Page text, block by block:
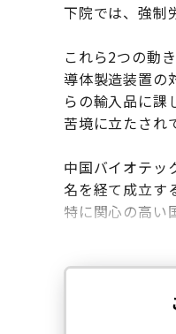
下院では、強制
これら2つの動
導体製造装置の
らの輸入品に課
苦境に立たされ
中国バイオテッ
名を経て成立す
特に関心の高い